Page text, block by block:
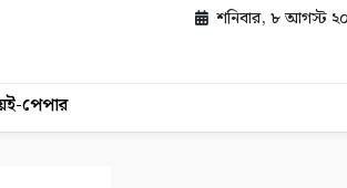
শনিবার, ৮ আগস্ট
ই-পেপার